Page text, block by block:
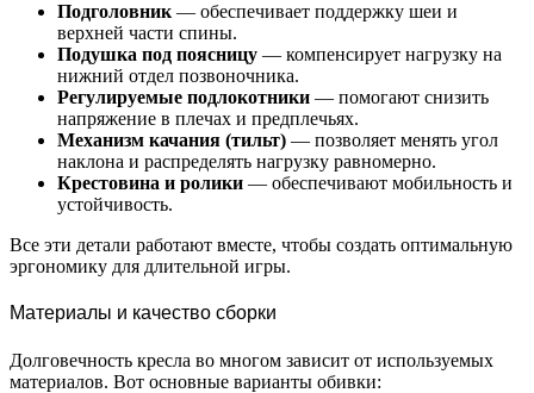
Подголовник — обеспечивает поддержку шеи и
верхней части спины.
Подушка под поясницу — компенсирует нагрузку на
нижний отдел позвоночника.
Регулируемые подлокотники — помогают снизить
напряжение в плечах и предплечьях.
Механизм качания (тильт) — позволяет менять угол
наклона и распределять нагрузку равномерно.
Крестовина и ролики — обеспечивают мобильность и
устойчивость.
Все эти детали работают вместе, чтобы создать оптимальную
эргономику для длительной игры.
Материалы и качество сборки
Долговечность кресла во многом зависит от используемых
материалов. Вот основные варианты обивки: